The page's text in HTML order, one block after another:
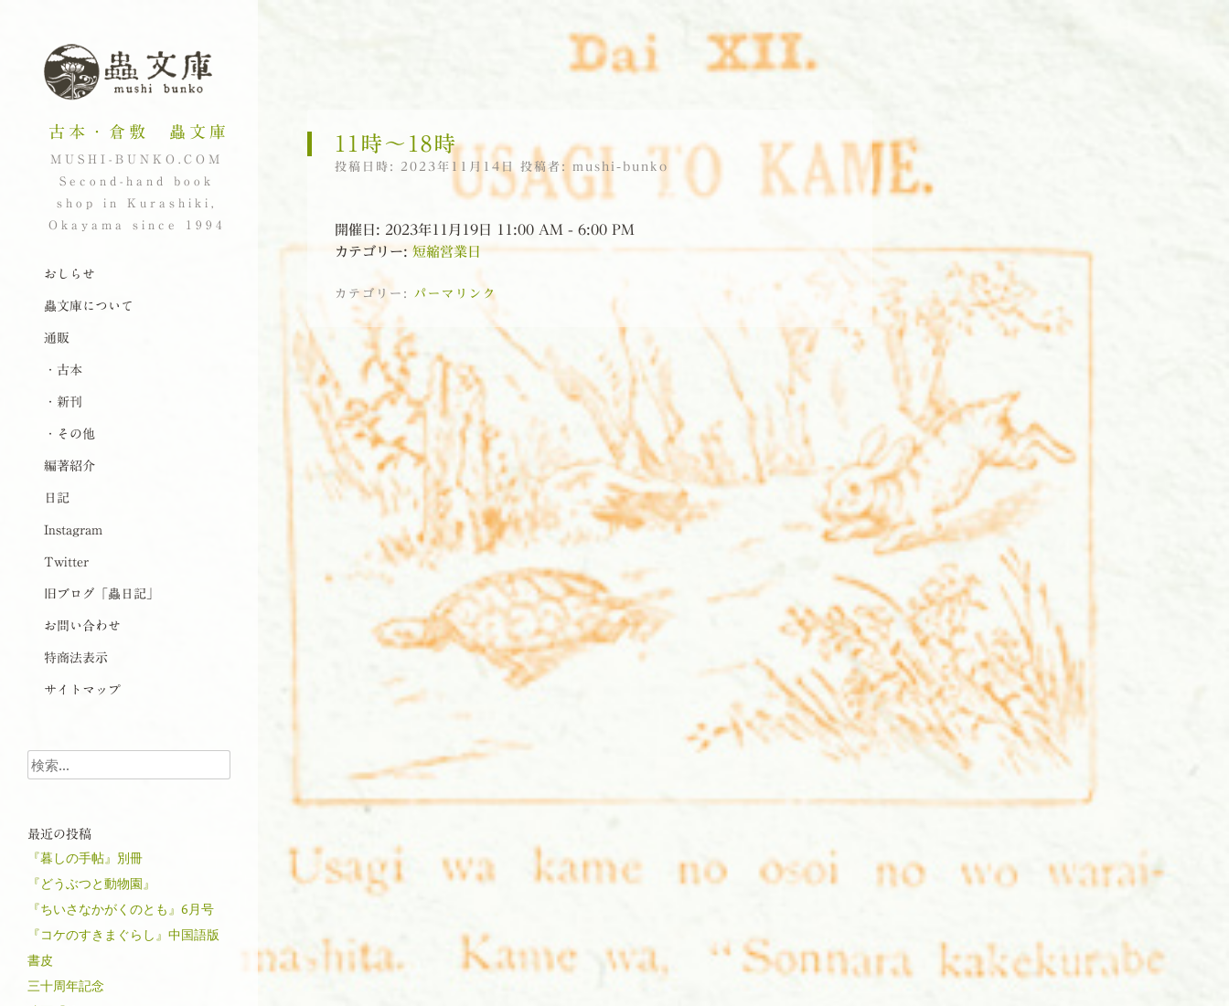
古本・倉敷 蟲文庫
MUSHI-BUNKO.COM
Second-hand book
shop in Kurashiki,
Okayama since 1994
ナビゲーション
コンテンツへスキップ
おしらせ
蟲文庫について
通販
・古本
・新刊
・その他
編著紹介
日記
Instagram
Twitter
旧ブログ「蟲日記」
お問い合わせ
特商法表示
サイトマップ
11時〜18時
投稿日時: 2023年11月14日 投稿者: mushi-bunko
開催日: 2023年11月19日 11:00 AM - 6:00 PM
カテゴリー: 短縮営業日
カテゴリー: パーマリンク
投稿ナビゲーション
検索
最近の投稿
『暮しの手帖』別冊
『どうぶつと動物園』
『ちいさなかがくのとも』6月号
『コケのすきまぐらし』中国語版
書皮
三十周年記念